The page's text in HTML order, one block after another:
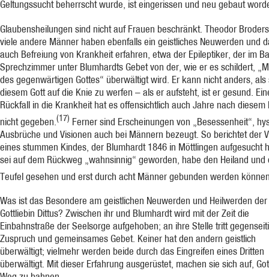
Geltungssucht beherrscht wurde, ist eingerissen und neu gebaut
Glaubensheilungen sind nicht auf Frauen beschränkt. Theodor
viele andere Männer haben ebenfalls ein geistliches Neuwerden und
auch Befreiung von Krankheit erfahren, etwa der Epileptiker, der im
Sprechzimmer unter Blumhardts Gebet von der, wie er es schildert,
des gegenwärtigen Gottes“ überwältigt wird. Er kann nicht anders, als
diesem Gott auf die Knie zu werfen – als er aufsteht, ist er gesund.
Rückfall in die Krankheit hat es offensichtlich auch Jahre nach diesem
nicht gegeben. (17) Ferner sind Erscheinungen von „Besessenheit“,
Ausbrüche und Visionen auch bei Männern bezeugt. So berichtet der
eines stummen Kindes, der Blumhardt 1846 in Möttlingen aufgesucht
sei auf dem Rückweg „wahnsinnig“ geworden, habe den Heiland und
Teufel gesehen und erst durch acht Männer gebunden werden
Was ist das Besondere am geistlichen Neuwerden und Heilwerden der
Gottliebin Dittus? Zwischen ihr und Blumhardt wird mit der Zeit die
Einbahnstraße der Seelsorge aufgehoben; an ihre Stelle tritt
Zuspruch und gemeinsames Gebet. Keiner hat den andern geistlich
überwältigt; vielmehr werden beide durch das Eingreifen eines Dritten
überwältigt. Mit dieser Erfahrung ausgerüstet, machen sie sich auf,